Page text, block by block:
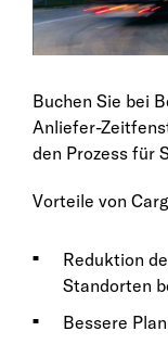
Buchen Sie bei
Anliefer-
den Prozess für
Vorteile von
Reduktion
Standorten
Bessere